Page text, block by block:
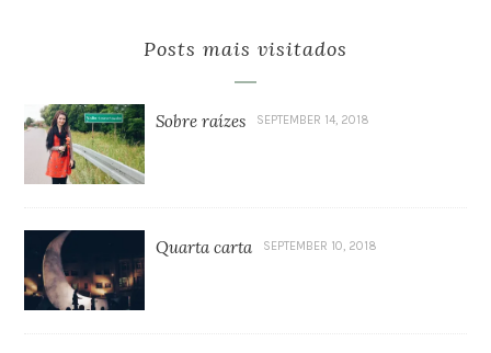
Posts mais visitados
Sobre raízes SEPTEMBER 14, 2018
Quarta carta SEPTEMBER 10, 2018